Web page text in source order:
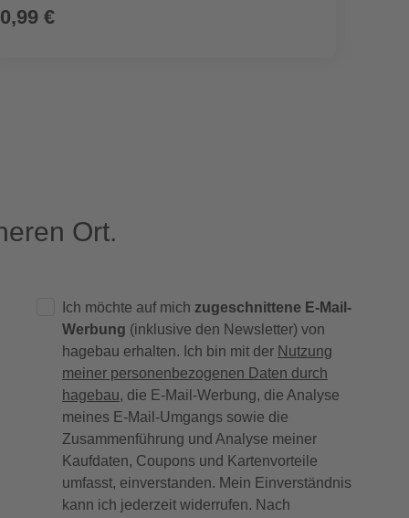
0,99 €
Ort.
Ich möchte auf mich zugeschnittene E-Mail-
Werbung (inklusive den Newsletter) von
hagebau erhalten. Ich bin mit der Nutzung
meiner personenbezogenen Daten durch
hagebau, die E-Mail-Werbung, die Analyse
meines E-Mail-Umgangs sowie die
Zusammenführung und Analyse meiner
Kaufdaten, Coupons und Kartenvorteile
umfasst, einverstanden. Mein Einverständnis
kann ich jederzeit widerrufen. Nach